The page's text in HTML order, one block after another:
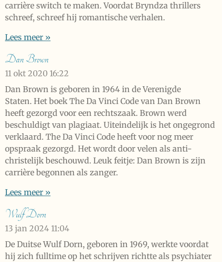
carrière switch te maken. Voordat Bryndza thrillers
schreef, schreef hij romantische verhalen.
Lees meer »
Dan Brown
11 okt 2020 16:22
Dan Brown is geboren in 1964 in de Verenigde
Staten. Het boek The Da Vinci Code van Dan Brown
heeft gezorgd voor een rechtszaak. Brown werd
beschuldigt van plagiaat. Uiteindelijk is het ongegrond
verklaard. The Da Vinci Code heeft voor nog meer
opspraak gezorgd. Het wordt door velen als anti-
christelijk beschouwd. Leuk feitje: Dan Brown is zijn
carrière begonnen als zanger.
Lees meer »
Wulf Dorn
13 jan 2024 11:04
De Duitse Wulf Dorn, geboren in 1969, werkte voordat
hij zich fulltime op het schrijven richtte als psychiater